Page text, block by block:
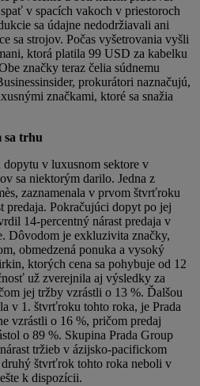
v spacích vakoch v priestoroch
sa údajne nedodržiavali ani
sa strojov. Počas vyšetrovania vyšli
ktorá platila 99 USD za kabelku
značky teraz čelia súdnemu
prokurátori naznačujú,
značkami, ktoré sa snažia
sa trhu
v luxusnom sektore v
sa niektorým darilo. Jedna z
zaznamenala v prvom štvrťroku
predaja. Pokračujúci dopyt po jej
14-percentný nárast predaja v
Dôvodom je exkluzivita značky,
obmedzená ponuka a vysoký
ktorých cena sa pohybuje od 12
už zverejnila aj výsledky za
jej tržby vzrástli o 13 %. Ďalšou
v 1. štvrťroku tohto roka, je Prada
vzrástli o 16 %, pričom predaj
o 89 %. Skupina Prada Group
tržieb v ázijsko-pacifickom
štvrťrok tohto roka neboli v
k dispozícii.